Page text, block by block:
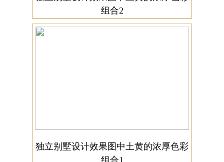
组合2
独立别墅设计效果图中土黄的浓厚色彩
组合1